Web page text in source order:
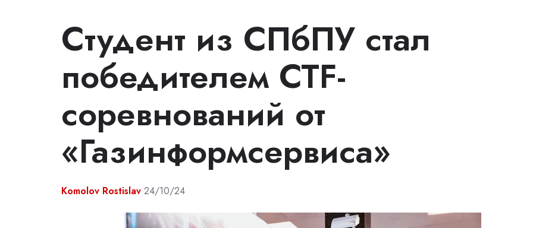
Студент из СПбПУ стал
победителем CTF-
соревнований от
«Газинформсервиса»
Komolov Rostislav 24/10/24